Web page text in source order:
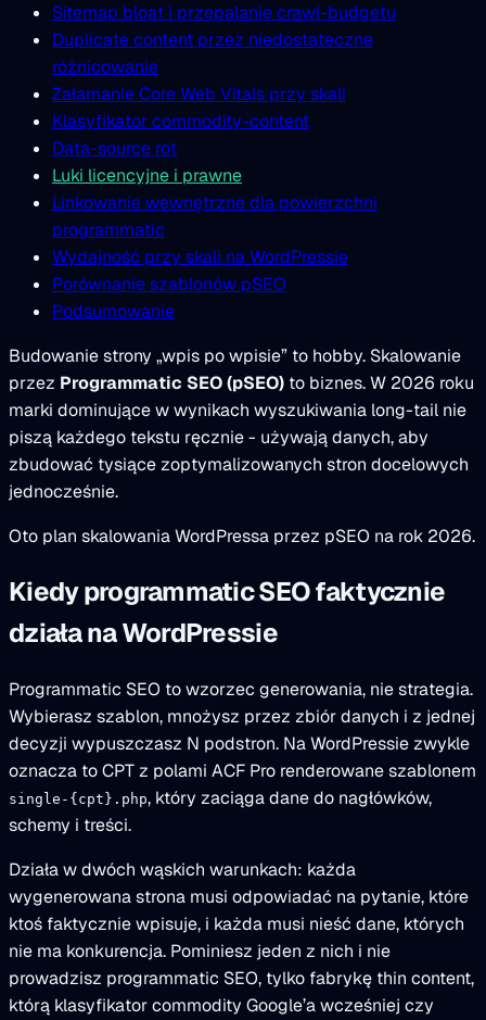
Sitemap bloat i przepalanie crawl-budgetu
Duplicate content przez niedostateczne
różnicowanie
Załamanie Core Web Vitals przy skali
Klasyfikator commodity-content
Data-source rot
Luki licencyjne i prawne
Linkowanie wewnętrzne dla powierzchni
programmatic
Wydajność przy skali na WordPressie
Porównanie szablonów pSEO
Podsumowanie
Budowanie strony „wpis po wpisie” to hobby. Skalowanie
przez Programmatic SEO (pSEO) to biznes. W 2026 roku
marki dominujące w wynikach wyszukiwania long-tail nie
piszą każdego tekstu ręcznie - używają danych, aby
zbudować tysiące zoptymalizowanych stron docelowych
jednocześnie.
Oto plan skalowania WordPressa przez pSEO na rok 2026.
Kiedy programmatic SEO faktycznie
działa na WordPressie
Programmatic SEO to wzorzec generowania, nie strategia.
Wybierasz szablon, mnożysz przez zbiór danych i z jednej
decyzji wypuszczasz N podstron. Na WordPressie zwykle
oznacza to CPT z polami ACF Pro renderowane szablonem
single-{cpt}.php, który zaciąga dane do nagłówków,
schemy i treści.
Działa w dwóch wąskich warunkach: każda
wygenerowana strona musi odpowiadać na pytanie, które
ktoś faktycznie wpisuje, i każda musi nieść dane, których
nie ma konkurencja. Pominiesz jeden z nich i nie
prowadzisz programmatic SEO, tylko fabrykę thin content,
którą klasyfikator commodity Google’a wcześniej czy